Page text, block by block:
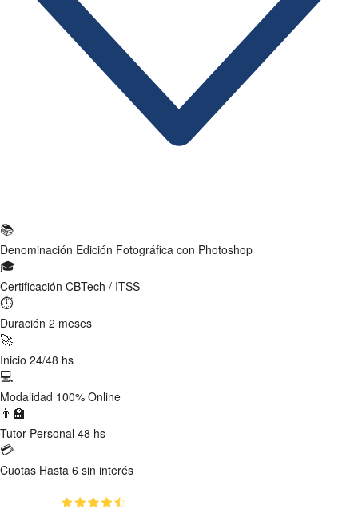
📚
Denominación Edición Fotográfica con Photoshop
🎓
Certificación CBTech / ITSS
⏱
Duración 2 meses
🚀
Inicio 24/48 hs
💻
Modalidad 100% Online
👨‍🏫
Tutor Personal 48 hs
💳
Cuotas Hasta 6 sin interés